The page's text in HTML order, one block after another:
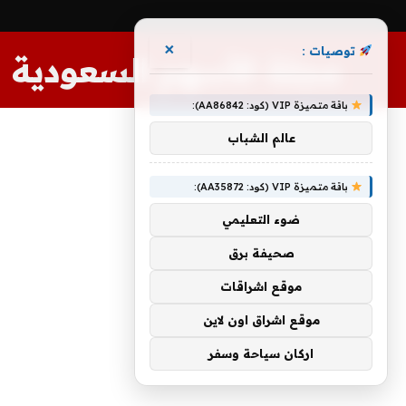
مجلة الأسهم السعودية
توصيات : ×
باقة متميزة VIP (كود: AA86842):
عالم الشباب
باقة متميزة VIP (كود: AA35872):
ضوء التعليمي
صحيفة برق
موقع اشراقات
موقع اشراق اون لاين
اركان سياحة وسفر